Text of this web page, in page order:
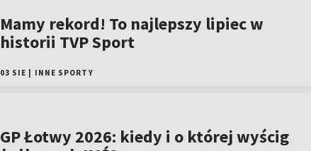
Mamy rekord! To najlepszy lipiec w
historii TVP Sport
03 SIE INNE SPORTY
GP Łotwy 2026: kiedy i o której wyścig